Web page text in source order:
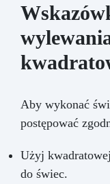
Aby wykonać
postępować
Użyj
do świec.